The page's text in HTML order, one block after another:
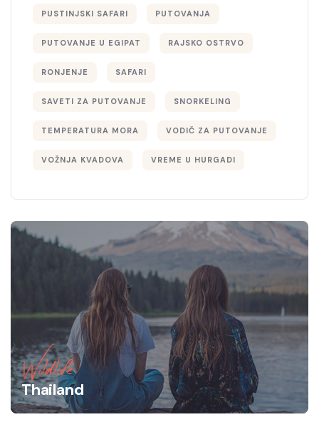
PUSTINJSKI SAFARI PUTOVANJA
PUTOVANJE U EGIPAT RAJSKO OSTRVO
RONJENJE SAFARI
SAVETI ZA PUTOVANJE SNORKELING
TEMPERATURA MORA VODIČ ZA PUTOVANJE
VOŽNJA KVADOVA VREME U HURGADI
Wildlife
Thailand